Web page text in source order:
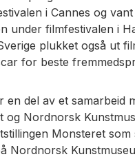
i Cannes og vant
under filmfestivalen i
plukket også ut
for beste
en del av et samarbeid
og Nordnorsk
Monsteret
Nordnorsk